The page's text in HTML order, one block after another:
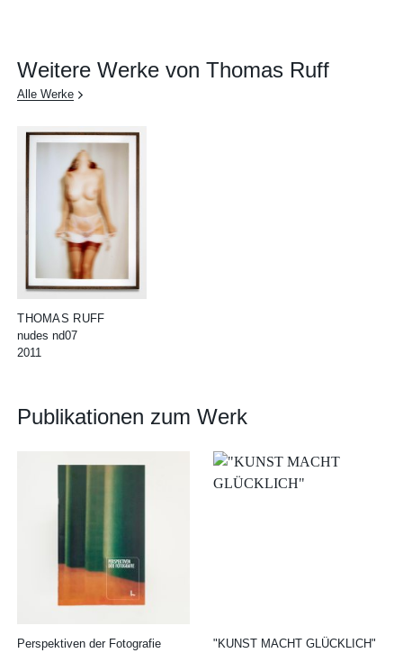
Weitere Werke von Thomas Ruff
Alle Werke
THOMAS RUFF
nudes nd07
2011
Publikationen zum Werk
Perspektiven der Fotografie "KUNST MACHT GLÜCKLICH"